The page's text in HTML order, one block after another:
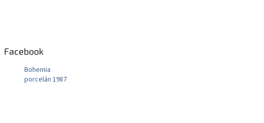
Facebook
Bohemia
porcelán 1987